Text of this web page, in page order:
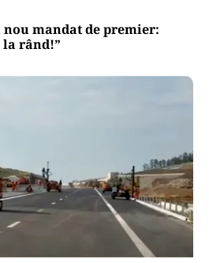
mandat de premier:
rând!”